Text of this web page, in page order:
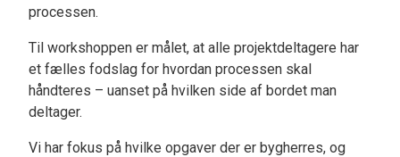
processen.
Til workshoppen er målet, at alle projektdeltagere har
et fælles fodslag for hvordan processen skal
håndteres – uanset på hvilken side af bordet man
deltager.
Vi har fokus på hvilke opgaver der er bygherres, og